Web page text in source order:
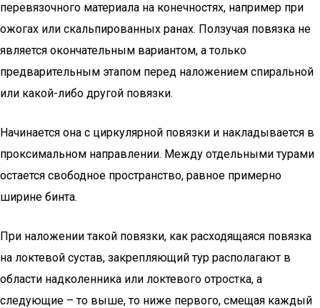
перевязочного материала на конечностях, например при
ожогах или скальпированных ранах. Ползучая повязка не
является окончательным вариантом, а только
предварительным этапом перед наложением спиральной
или какой-либо другой повязки.
Начинается она с циркулярной повязки и накладывается в
проксимальном направлении. Между отдельными турами
остается свободное пространство, равное примерно
ширине бинта.
При наложении такой повязки, как расходящаяся повязка
на локтевой сустав, закрепляющий тур располагают в
области надколенника или локтевого отростка, а
следующие – то выше, то ниже первого, смещая каждый